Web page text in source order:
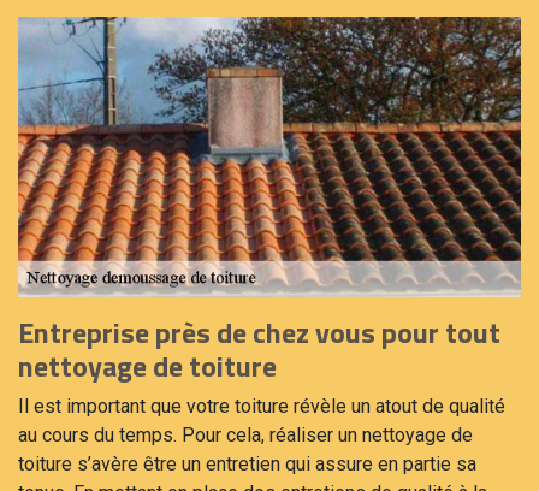
Entreprise près de chez vous pour tout
nettoyage de toiture
Il est important que votre toiture révèle un atout de qualité
au cours du temps. Pour cela, réaliser un nettoyage de
toiture s’avère être un entretien qui assure en partie sa